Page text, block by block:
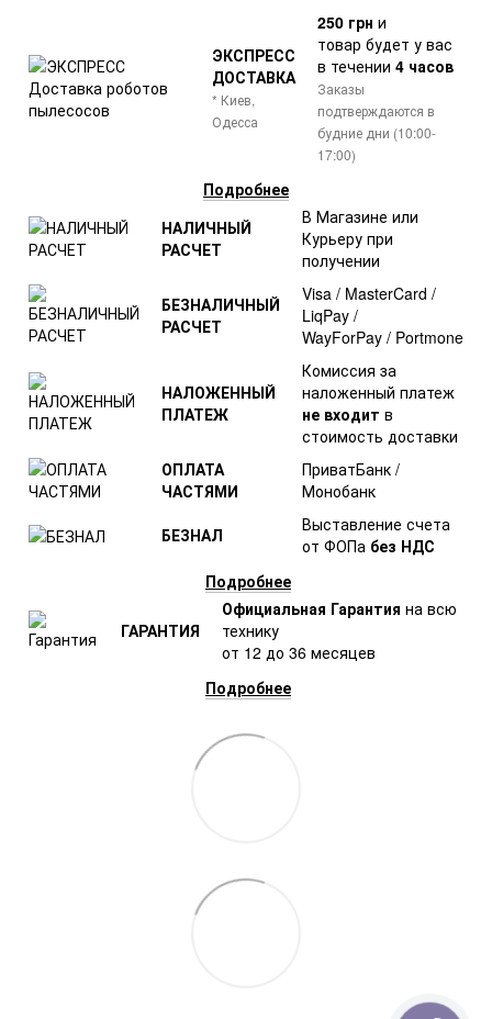
ЭКСПРЕСС
ДОСТАВКА
* Киев,
Одесса
250 грн и
товар будет у вас
в течении 4 часов
Заказы
подтверждаются в
будние дни (10:00-
17:00)
Подробнее
НАЛИЧНЫЙ
РАСЧЕТ
В Магазине или
Курьеру при
получении
БЕЗНАЛИЧНЫЙ
РАСЧЕТ
Visa / MasterCard /
LiqPay /
WayForPay / Portmone
НАЛОЖЕННЫЙ
ПЛАТЕЖ
Комиссия за
наложенный платеж
не входит в
стоимость доставки
ОПЛАТА
ЧАСТЯМИ
ПриватБанк /
Монобанк
БЕЗНАЛ
Выставление счета
от ФОПа без НДС
Подробнее
ГАРАНТИЯ
Официальная Гарантия на всю
технику
от 12 до 36 месяцев
Подробнее